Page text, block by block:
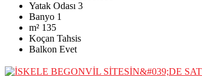
Yatak Odası 3
Banyo 1
m² 135
Koçan Tahsis
Balkon Evet